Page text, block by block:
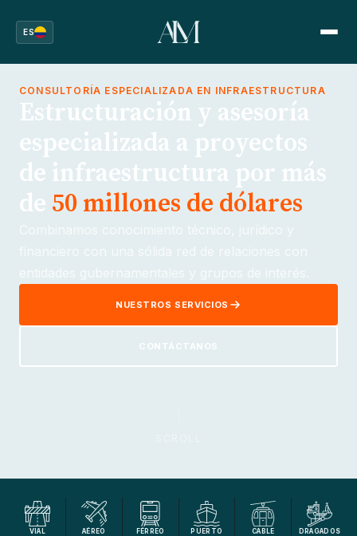
ES
CONSULTORÍA ESPECIALIZADA EN INFRAESTRUCTURA
Estructuración y asesoría
especializada a proyectos
de infraestructura por más
de 50 millones de dólares
NUESTROS SERVICIOS
CONTÁCTANOS
VIAL AÉREO FÉRREO PUERTO CABLE DRAGADOS